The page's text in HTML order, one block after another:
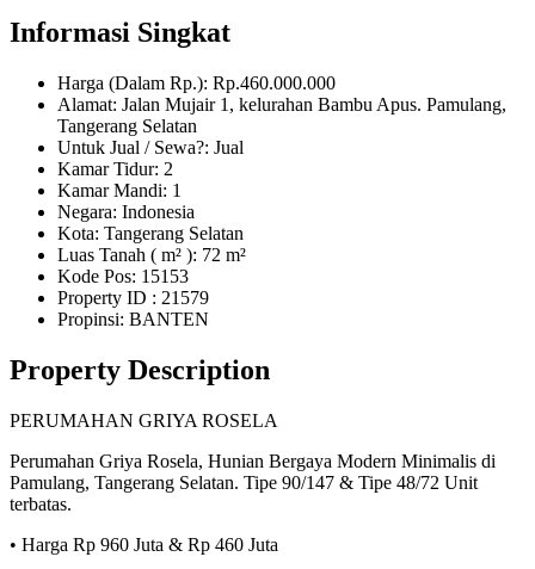
Informasi Singkat
Harga (Dalam Rp.): Rp.460.000.000
Alamat: Jalan Mujair 1, kelurahan Bambu Apus. Pamulang,
Tangerang Selatan
Untuk Jual / Sewa?: Jual
Kamar Tidur: 2
Kamar Mandi: 1
Negara: Indonesia
Kota: Tangerang Selatan
Luas Tanah ( m² ): 72 m²
Kode Pos: 15153
Property ID : 21579
Propinsi: BANTEN
Property Description
PERUMAHAN GRIYA ROSELA
Perumahan Griya Rosela, Hunian Bergaya Modern Minimalis di
Pamulang, Tangerang Selatan. Tipe 90/147 & Tipe 48/72 Unit
terbatas.
• Harga Rp 960 Juta & Rp 460 Juta